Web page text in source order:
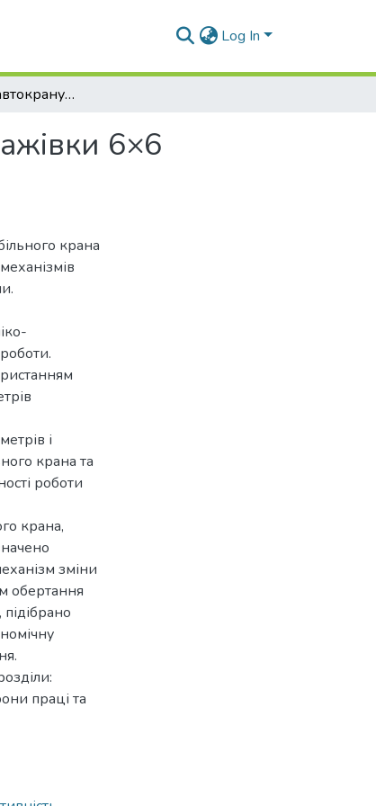
Log In
Модернізація автокрану на базі всюдихідної вантажівки 6×6 вантажопідйомністю 29 т
6×6
крана
і
крана та
роботи
крана,
зміни
обертання
праці та